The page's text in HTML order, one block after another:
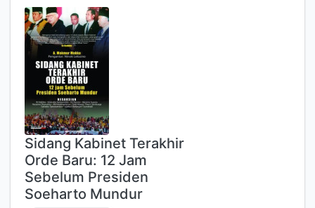
Sidang Kabinet Terakhir
Orde Baru: 12 Jam
Sebelum Presiden
Soeharto Mundur